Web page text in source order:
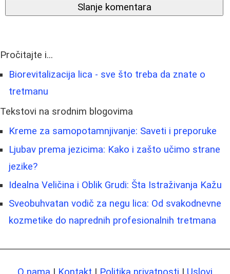
Slanje komentara
Pročitajte i...
Biorevitalizacija lica - sve što treba da znate o
tretmanu
Tekstovi na srodnim blogovima
Kreme za samopotamnjivanje: Saveti i preporuke
Ljubav prema jezicima: Kako i zašto učimo strane
jezike?
Idealna Veličina i Oblik Grudi: Šta Istraživanja Kažu
Sveobuhvatan vodič za negu lica: Od svakodnevne
kozmetike do naprednih profesionalnih tretmana